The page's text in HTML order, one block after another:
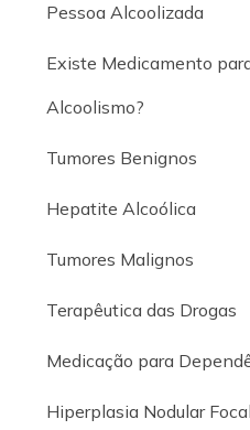
Pessoa Alcoolizada
Existe Medicamento
Alcoolismo?
Tumores Benignos
Hepatite Alcoólica
Tumores Malignos
Terapêutica das Drogas
Medicação para
Hiperplasia Nodular Focal